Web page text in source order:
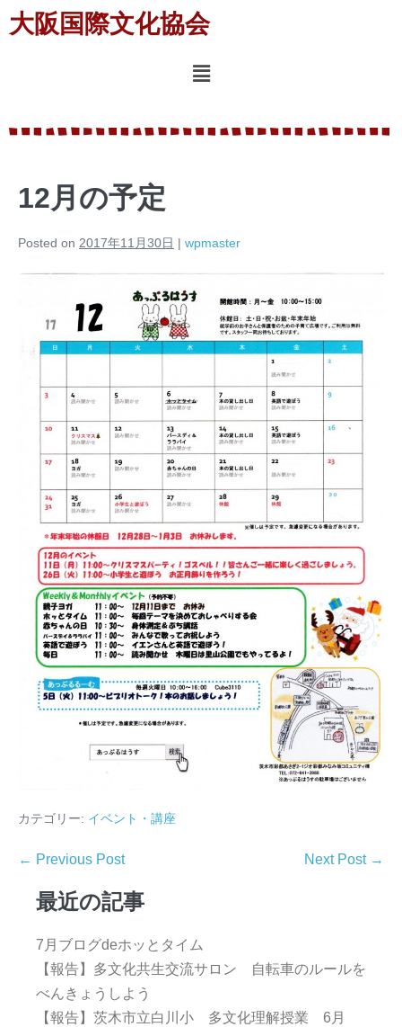
大阪国際文化協会
12月の予定
Posted on 2017年11月30日 | wpmaster
カテゴリー: イベント・講座
← Previous Post Next Post →
最近の記事
7月ブログdeホッとタイム
【報告】多文化共生交流サロン 自転車のルールを
べんきょうしよう
【報告】茨木市立白川小 多文化理解授業 6月